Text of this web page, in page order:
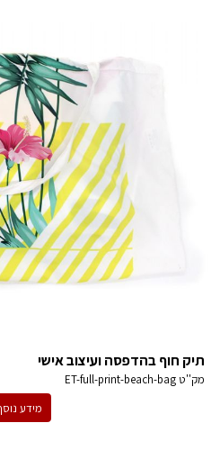
תיק חוף בהדפסה ועיצוב אישי
מק''טET-full-print-beach-bag
מידע